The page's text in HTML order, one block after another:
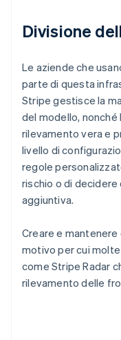
Divisione
Le aziende che
parte di questa
Stripe gestisce la
del modello,
rilevamento vera e
livello di
regole
rischio o di
aggiuntiva.
Creare e
motivo per cui
come Stripe Radar
rilevamento delle